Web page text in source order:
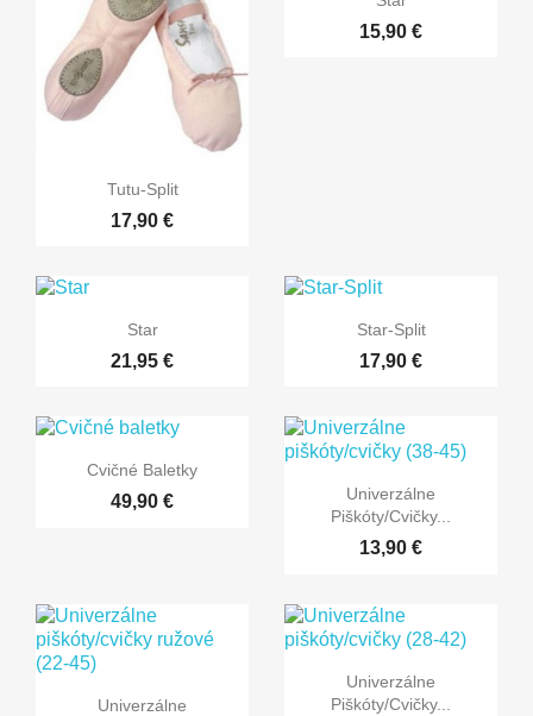
Rýchly náhľad
Tutu-Split
17,90 €
15,90 €
Rýchly náhľad
Star
21,95 €
Rýchly náhľad
Star-Split
17,90 €
Rýchly náhľad
Cvičné Baletky
49,90 €
Rýchly náhľad
Univerzálne
Piškóty/cvičky...
13,90 €
Rýchly náhľad
Univerzálne
Rýchly náhľad
Univerzálne
Piškóty/cvičky...